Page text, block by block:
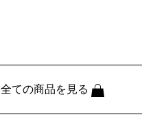
全ての商品を見る